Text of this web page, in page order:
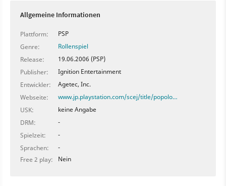
Allgemeine Informationen
Plattform:
PSP
Genre:
Rollenspiel
Release:
19.06.2006 (PSP)
Publisher:
Ignition Entertainment
Entwickler:
Agetec, Inc.
Webseite:
www.jp.playstation.com/scej/title/popolo…
USK:
keine Angabe
DRM:
-
Spielzeit:
-
Sprachen:
-
Free 2 play:
Nein